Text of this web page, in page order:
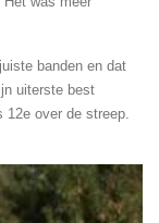
banden en dat
uiterste best
12e over de streep.